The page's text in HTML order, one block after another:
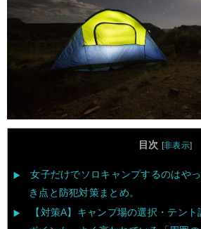
目次 [非表示]
女子だけでソロキャンプするのはや
き点と防犯対策まとめ。
【対策A】キャンプ場の選択・テン